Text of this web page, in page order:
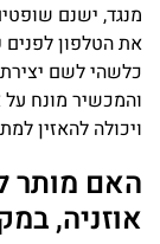
מנגד, ישנם
את הטלפון לפנים
כלשהי לשם יצירת
והמכשיר מונח
ויכולה להאזין
האם מותר
אוזניה,